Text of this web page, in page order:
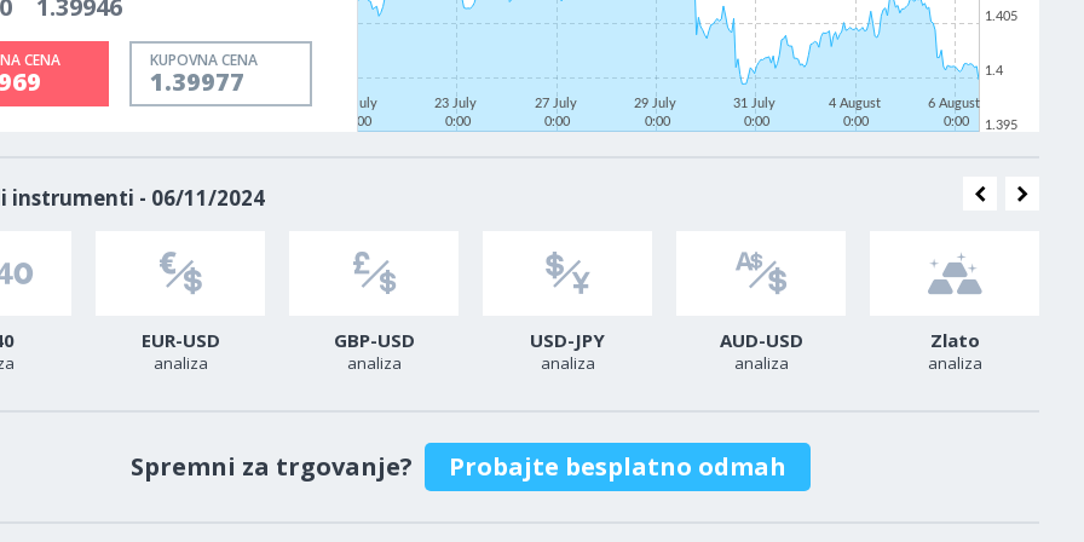
1.39946
CENA KUPOVNA CENA
1.39977
21 July
0:00
23 July
0:00
27 July
0:00
29 July
0:00
31 July
0:00
4 August
0:00
6 August
0:00
1.395
1.4
1.405
instrumenti - 06/11/2024
EUR-USD
analiza
GBP-USD
analiza
USD-JPY
analiza
AUD-USD
analiza
Zlato
analiza
Spremni za trgovanje? Probajte besplatno odmah